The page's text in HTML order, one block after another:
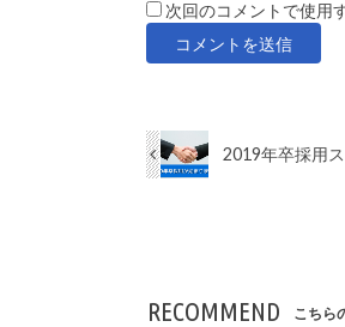
次回のコメントで使用
2019年卒採用
RECOMMEND こちら